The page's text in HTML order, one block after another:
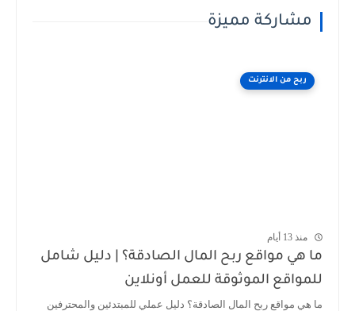
مشاركة مميزة
ربح من الانترنت
منذ 13 أيام
ما هي مواقع ربح المال الصادقة؟ | دليل شامل
للمواقع الموثوقة للعمل أونلاين
ما هي مواقع ربح المال الصادقة؟ دليل عملي للمبتدئين والمحترفين